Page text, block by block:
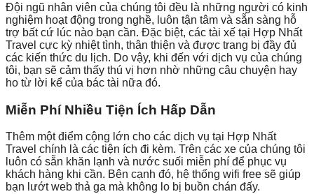
Đội ngũ nhân viên của chúng tôi đều là những người có kinh
nghiệm hoạt động trong nghề, luôn tận tâm và sẵn sàng hỗ
trợ bất cứ lúc nào bạn cần. Đặc biệt, các tài xế tại Hợp Nhất
Travel cực kỳ nhiệt tình, thân thiện và được trang bị đầy đủ
các kiến thức du lịch. Do vậy, khi đến với dịch vụ của chúng
tôi, bạn sẽ cảm thấy thú vị hơn nhờ những câu chuyện hay
ho từ lời kể của bác tài nữa đó.
Miễn Phí Nhiều Tiện Ích Hấp Dẫn
Thêm một điểm cộng lớn cho các dịch vụ tại Hợp Nhất
Travel chính là các tiện ích đi kèm. Trên các xe của chúng tôi
luôn có sẵn khăn lạnh và nước suối miễn phí để phục vụ
khách hàng khi cần. Bên cạnh đó, hệ thống wifi free sẽ giúp
bạn lướt web thả ga mà không lo bị buồn chán đấy.